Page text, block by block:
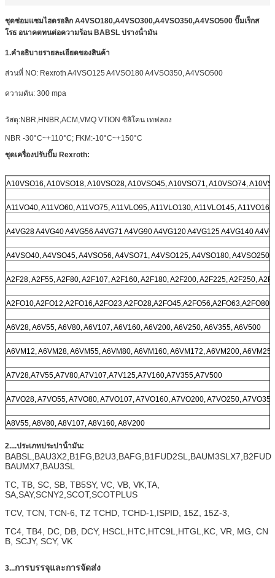
ชุดซ่อมแซมไฮดรอลิก A4VSO180,A4VSO300,A4VSO350,A4VSO500 ปั๊มเร็กส
โรธ อนาคตทนต่อความร้อน BABSL ปรางน้ํามัน
1.คําอธิบายรายละเอียดของสินค้า
ส่วนที่ NO: Rexroth A4VSO125 A4VSO180 A4VSO350, A4VSO500
ความดัน: 300 mpa
วัสดุ:NBR,HNBR,ACM,VMQ VTION ซิลิโคน เทฟลอง
NBR -30°C~+110°C; FKM:-10°C~+150°C
ชุดเครื่องปรับปั๊ม Rexroth:
A10VSO16, A10VSO18, A10VSO28, A10VSO45, A10VSO71, A10VSO74,
A11VO40, A11VO60, A11VO75, A11VLO95, A11VLO130, A11VLO145,
A4VG28 A4VG40 A4VG56 A4VG71 A4VG90 A4VG120 A4VG125 A4VG140
A4VSO40, A4VSO45, A4VSO56, A4VSO71, A4VSO125, A4VSO180, A4VSO250,
A2F28, A2F55, A2F80, A2F107, A2F160, A2F180, A2F200, A2F225, A2F250,
A6V28, A6V55, A6V80, A6V107, A6V160, A6V200, A6V250, A6V355, A6V500
A6VM12, A6VM28, A6VM55, A6VM80, A6VM160, A6VM172, A6VM200,
A7V28,A7V55,A7V80,A7V107,A7V125,A7V160,A7V355,A7V500
A7VO28, A7VO55, A7VO80, A7VO107, A7VO160, A7VO200, A7VO250,
A8V55, A8V80, A8V107, A8V160, A8V200
A8VO55, A8VO80, A8VO107, A8VO160, A8VO200
2....ประเภทประปาน้ํามัน:
BABSL,BAU3X2,B1FG,B2U3,BAFG,B1FUD2SL,BAUM3SLX7,B2FUD
BAUMX7,BAU3SL
TC, TB, SC, SB, TB5SY, VC, VB, VK,TA,
SA,SAY,SCNY2,SCOT,SCOTPLUS
TCV, TCN, TCN-6, TZ TCHD, TCHD-1,ISPID, 15Z, 15Z-3,
TC4, TB4, DC, DB, DCY, HSCL,HTC,HTC9L,HTGL,KC, VR, MG, CN
B, SCJY, SCY, VK
3...การบรรจุและการจัดส่ง